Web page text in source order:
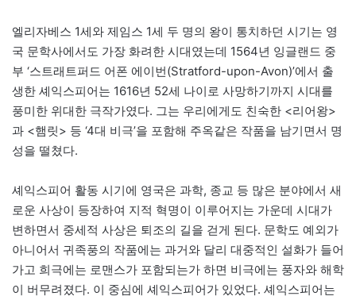
엘리자베스 1세와 제임스 1세 두 명의 왕이 통치하던 시기는 영
국 문학사에서도 가장 화려한 시대였는데 1564년 잉글랜드 중
부 ‘스트래트퍼드 어폰 에이번(Stratford-upon-Avon)’에서 출
생한 셰익스피어는 1616년 52세 나이로 사망하기까지 시대를
풍미한 위대한 극작가였다. 그는 우리에게도 친숙한 <리어왕>
과 <햄릿> 등 ‘4대 비극’을 포함해 주옥같은 작품을 남기면서 명
성을 떨쳤다.
셰익스피어 활동 시기에 영국은 과학, 종교 등 많은 분야에서 새
로운 사상이 등장하여 지적 혁명이 이루어지는 가운데 시대가
변하면서 중세적 사상은 퇴조의 길을 걷게 된다. 문학도 예외가
아니어서 귀족풍의 작품에는 과거와 달리 대중적인 설화가 들어
가고 희극에는 로맨스가 포함되는가 하면 비극에는 풍자와 해학
이 버무려졌다. 이 중심에 셰익스피어가 있었다. 셰익스피어는